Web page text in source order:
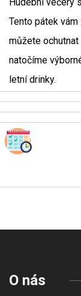
Tento pátek vám
můžete
natočíme
letní drinky.
O nás